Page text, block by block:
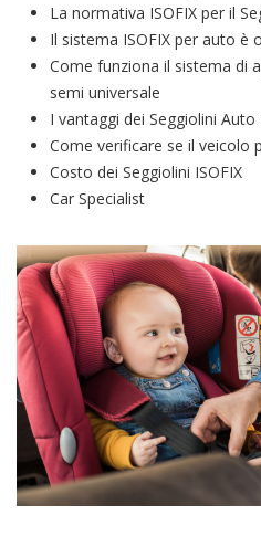
La normativa ISOFIX per il
Il sistema ISOFIX per auto è
Come funziona il sistema di
semi universale
I vantaggi dei Seggiolini Auto
Come verificare se il veicolo
Costo dei Seggiolini ISOFIX
Car Specialist